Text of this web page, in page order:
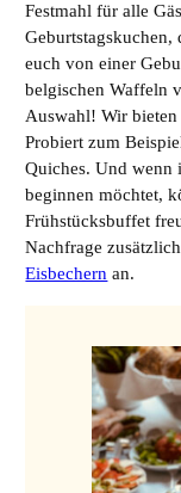
Festmahl für alle
Geburtstagskuchen,
euch von einer
belgischen Waffeln
Auswahl! Wir bieten
Probiert zum
Quiches. Und wenn
beginnen möchtet,
Frühstücksbuffet
Nachfrage
Eisbechern an.